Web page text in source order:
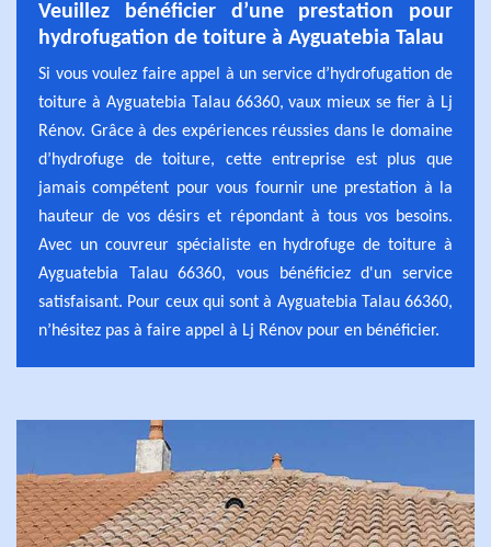
Veuillez bénéficier d’une prestation pour
hydrofugation de toiture à Ayguatebia Talau
Si vous voulez faire appel à un service d’hydrofugation de
toiture à Ayguatebia Talau 66360, vaux mieux se fier à Lj
Rénov. Grâce à des expériences réussies dans le domaine
d’hydrofuge de toiture, cette entreprise est plus que
jamais compétent pour vous fournir une prestation à la
hauteur de vos désirs et répondant à tous vos besoins.
Avec un couvreur spécialiste en hydrofuge de toiture à
Ayguatebia Talau 66360, vous bénéficiez d'un service
satisfaisant. Pour ceux qui sont à Ayguatebia Talau 66360,
n’hésitez pas à faire appel à Lj Rénov pour en bénéficier.